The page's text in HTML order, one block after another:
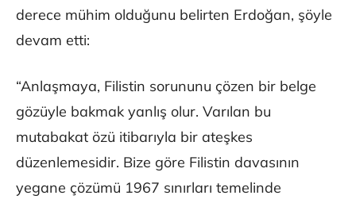
derece mühim olduğunu belirten Erdoğan, şöyle
devam etti:
“Anlaşmaya, Filistin sorununu çözen bir belge
gözüyle bakmak yanlış olur. Varılan bu
mutabakat özü itibarıyla bir ateşkes
düzenlemesidir. Bize göre Filistin davasının
yegane çözümü 1967 sınırları temelinde